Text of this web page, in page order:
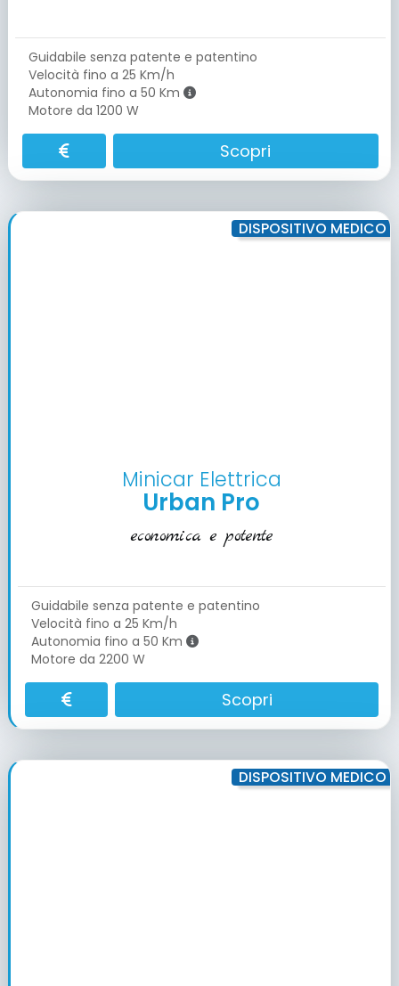
Guidabile senza patente e patentino
Velocità fino a 25 Km/h
Autonomia fino a 50 Km
Motore da 1200 W
Scopri
DISPOSITIVO MEDICO
Minicar Elettrica
Urban Pro
economica e potente
Guidabile senza patente e patentino
Velocità fino a 25 Km/h
Autonomia fino a 50 Km
Motore da 2200 W
Scopri
DISPOSITIVO MEDICO